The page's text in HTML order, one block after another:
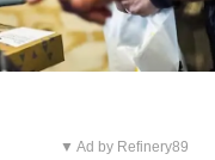
▼ Ad by Refinery89